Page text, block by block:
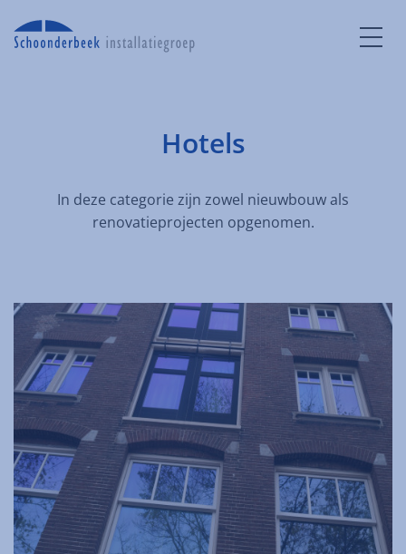
Hotels
In deze categorie zijn zowel nieuwbouw als
renovatieprojecten opgenomen.